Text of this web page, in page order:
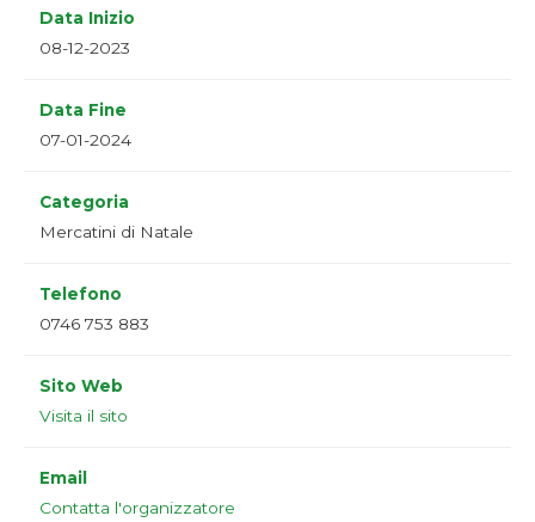
Data Inizio
08-12-2023
Data Fine
07-01-2024
Categoria
Mercatini di Natale
Telefono
0746 753 883
Sito Web
Visita il sito
Email
Contatta l'organizzatore